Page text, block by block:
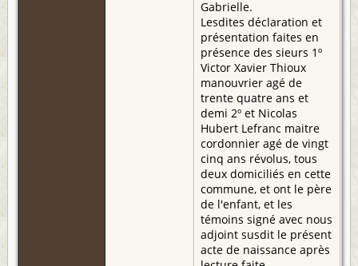
Gabrielle.
Lesdites déclaration et
présentation faites en
présence des sieurs 1º
Victor Xavier Thioux
manouvrier agé de
trente quatre ans et
demi 2º et Nicolas
Hubert Lefranc maitre
cordonnier agé de vingt
cinq ans révolus, tous
deux domiciliés en cette
commune, et ont le père
de l'enfant, et les
témoins signé avec nous
adjoint susdit le présent
acte de naissance après